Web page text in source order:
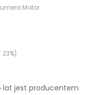
Motor
lat jest producentem